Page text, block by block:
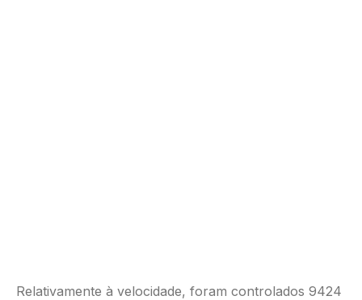
Relativamente à velocidade, foram controlados 9424